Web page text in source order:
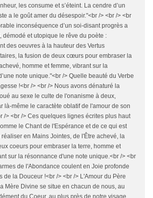
les consume et s’éteint. La cendre d’un
a le goût amer du désespoir."<br /> <br /> <br
inconséquence d’un soi-disant progrès a
démodé et utopique le rêve du poète :
des oeuvres à la hauteur des Vertus
la fusion de deux cœurs pour embraser la
homme et femme, vibrant sur la
note unique."<br /> Quelle beauté du Verbe
!<br /> <br /> Nous avons dénaturé la
au sexe le culte de l'onanisme à deux,
là-même le caractète oblatif de l'amour de son
/> <br /> Ces quelques lignes écrites plus haut
le Chant de l'Espérance et de ce qui est
réaliser en Mains Jointes, de l'Être achevé, la
coeurs pour embraser la terre, homme et
sur la résonnance d'une note unique.<br /> <br
de l'Abondance coulent en Joie profonde
de la Douceur !<br /> <br /> L'Amour du Père
Mère Divine se situe en chacun de nous, au
du Coeur, au plus près de notre visage,